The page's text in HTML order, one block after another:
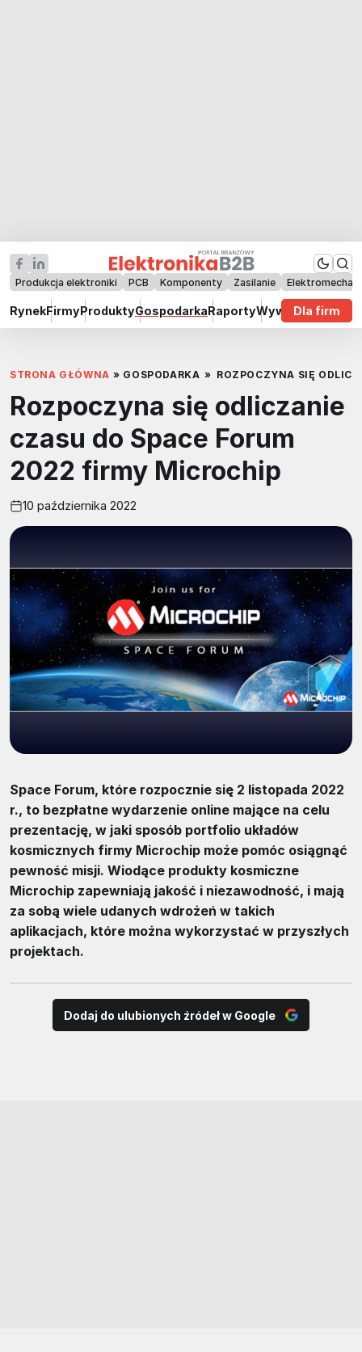
Produkcja elektroniki PCB Komponenty Zasilanie
RynekFirmyProduktyGospodarkaRaportyWywiadyDla firm
STRONA GŁÓWNA » GOSPODARKA » ROZPOCZYNA SIĘ
Rozpoczyna się odliczanie
czasu do Space Forum
2022 firmy Microchip
10 października 2022
Space Forum, które rozpocznie się 2 listopada 2022
r., to bezpłatne wydarzenie online mające na celu
prezentację, w jaki sposób portfolio układów
kosmicznych firmy Microchip może pomóc osiągnąć
pewność misji. Wiodące produkty kosmiczne
Microchip zapewniają jakość i niezawodność, i mają
za sobą wiele udanych wdrożeń w takich
aplikacjach, które można wykorzystać w przyszłych
projektach.
Dodaj do ulubionych źródeł w Google